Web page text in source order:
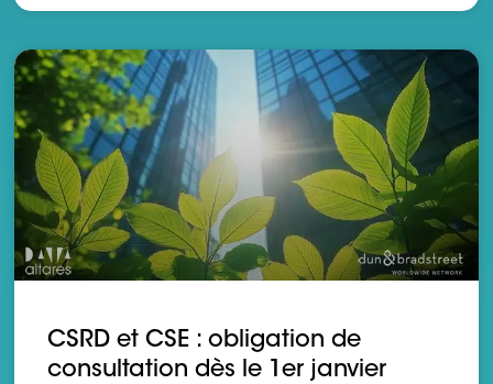
CSRD et CSE : obligation de
consultation dès le 1er janvier